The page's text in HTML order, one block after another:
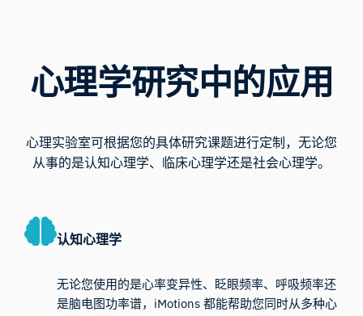
心理学研究中的应用
心理实验室可根据您的具体研究课题进行定制，无论您
从事的是认知心理学、临床心理学还是社会心理学。
认知心理学
无论您使用的是心率变异性、眨眼频率、呼吸频率还
是脑电图功率谱，iMotions 都能帮助您同时从多种心